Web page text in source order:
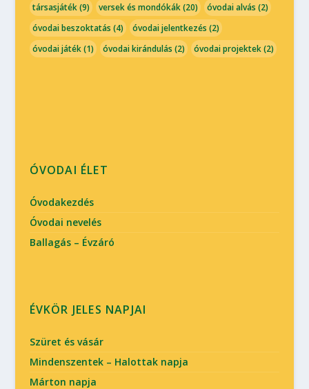
társasjáték(9) versek és mondókák(20) óvodai alvás (2)
óvodai beszoktatás (4) óvodai jelentkezés (2)
óvodai játék(1) óvodai kirándulás (2) óvodai projektek(2)
ÓVODAI ÉLET
Óvodakezdés
Óvodai nevelés
Ballagás – Évzáró
ÉVKÖR JELES NAPJAI
Szüret és vásár
Mindenszentek – Halottak napja
Márton napja